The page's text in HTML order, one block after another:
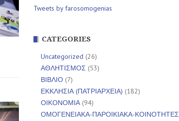
Tweets by farosomogenias
CATEGORIES
Uncategorized (26)
ΑΘΛΗΤΙΣΜΟΣ (53)
ΒΙΒΛΙΟ (7)
ΕΚΚΛΗΣΙΑ (ΠΑΤΡΙΑΡΧΕΙΑ) (182)
ΟΙΚΟΝΟΜΙΑ(94)
ΟΜΟΓΕΝΕΙΑΚΑ-ΠΑΡΟΙΚΙΑΚΑ-ΚΟΙΝΟΤΗΤΕΣ